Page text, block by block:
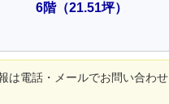
6階（21.51坪）
は電話・メールでお問い合わせ